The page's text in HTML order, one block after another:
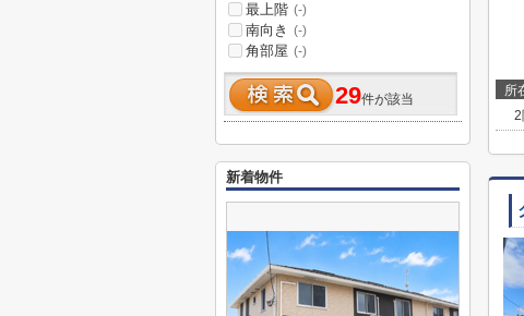
所
2
最上階 (-)
南向き (-)
角部屋 (-)
29件が該当
新着物件